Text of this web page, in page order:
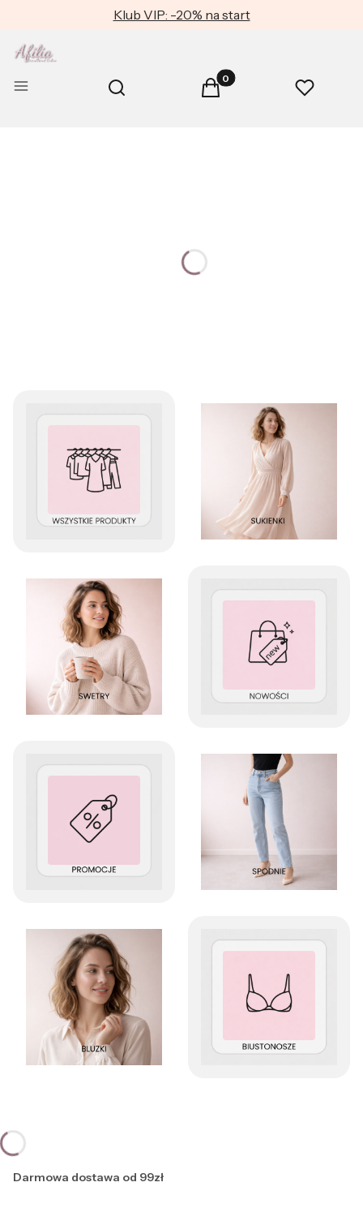
Klub VIP: -20% na start
Menu Otwórz wyszukiwarkę
Szukaj Produkty w koszyku: 0.
Koszyk Ulubione
Darmowa dostawa od 99zł